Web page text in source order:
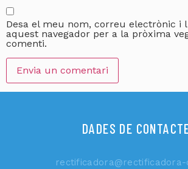
Desa el meu nom, correu electrònic i
aquest navegador per a la pròxima
comenti.
DADES DE
rectificadora@rectificadora-